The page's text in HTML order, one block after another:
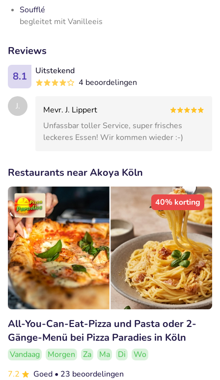
Soufflé
begleitet mit Vanilleeis
Reviews
8.1
Uitstekend
4 beoordelingen
J.
Mevr. J. Lippert
Unfassbar toller Service, super frisches
leckeres Essen! Wir kommen wieder :-)
Restaurants near Akoya Köln
40% korting
All-You-Can-Eat-Pizza und Pasta oder 2-
Gänge-Menü bei Pizza Paradies in Köln
Vandaag Morgen Za Ma Di
Wo
7.2
Goed • 23 beoordelingen